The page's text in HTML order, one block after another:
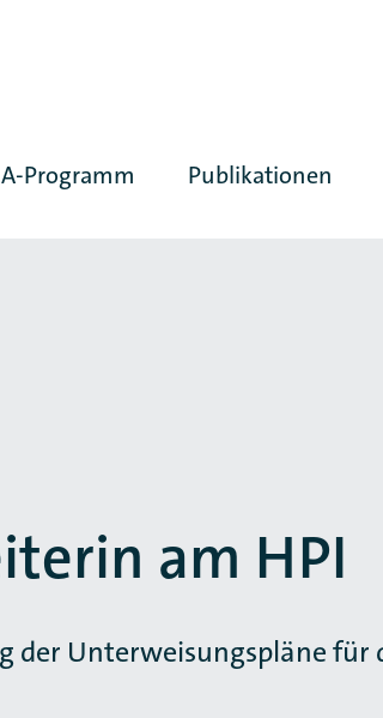
Programm Publikationen
am HPI
der Unterweisungspläne für